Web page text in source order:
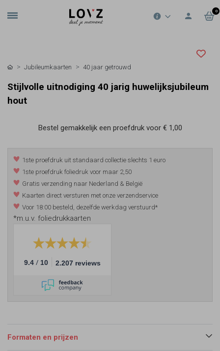
0
Jubileumkaarten 40 jaar getrouwd
Stijlvolle uitnodiging 40 jarig huwelijksjubileum
hout
Bestel gemakkelijk een proefdruk voor € 1,00
1ste proefdruk uit standaard collectie slechts 1 euro
1ste proefdruk foliedruk voor maar 2,50
Gratis verzending naar Nederland & België
Kaarten direct versturen met onze verzendservice
Voor 18:00 besteld, dezelfde werkdag verstuurd*
*m.u.v. foliedrukkaarten
9.4 / 10 2.207 reviews
Formaten en prijzen